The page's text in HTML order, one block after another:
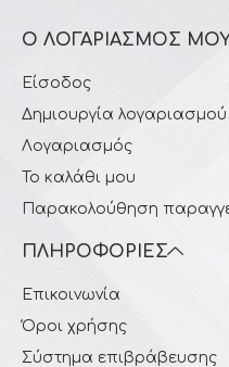
Ο ΛΟΓΑΡΙΑΣΜΌΣ
Είσοδος
Δημιουργία λογαριασμού
Λογαριασμός
Το καλάθι μου
Παρακολούθηση
ΠΛΗΡΟΦΟΡΊΕΣ
Επικοινωνία
Όροι χρήσης
Σύστημα επιβράβευσης